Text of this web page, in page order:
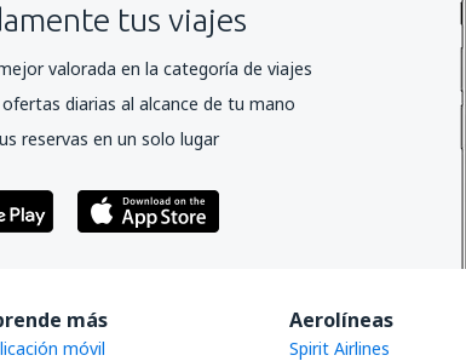
tus viajes
valorada en la categoría de viajes
diarias al alcance de tu mano
reservas en un solo lugar
más
móvil
Aerolíneas
Spirit Airlines